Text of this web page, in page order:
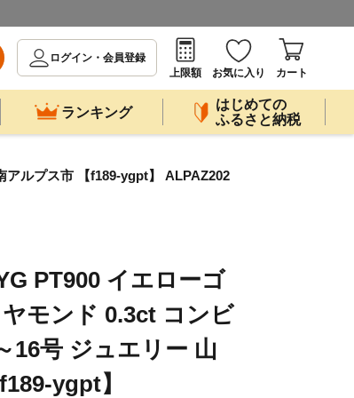
ログイン・会員登録
上限額
お気に入り カート
ランキング
はじめての
ふるさと納税
アルプス市 【f189-ygpt】 ALPAZ202
PT900 イエローゴ
モンド 0.3ct コンビ
16号 ジュエリー 山
ygpt】